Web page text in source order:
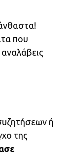
που
ή
της